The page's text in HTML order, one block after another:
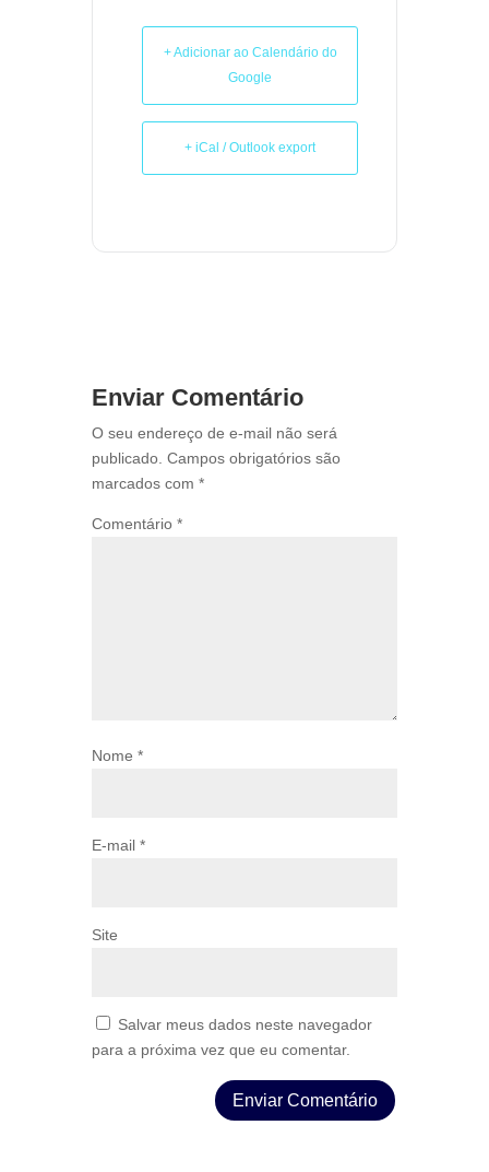
+ Adicionar ao Calendário do
Google
+ iCal / Outlook export
Enviar Comentário
O seu endereço de e-mail não será
publicado. Campos obrigatórios são
marcados com *
Comentário *
Nome *
E-mail *
Site
Salvar meus dados neste navegador
para a próxima vez que eu comentar.